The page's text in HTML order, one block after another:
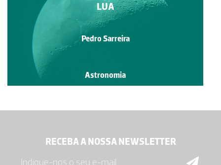
LUA
Pedro Sarreira
Astronomia
RECEBA A NOSSA NEWSLETTER